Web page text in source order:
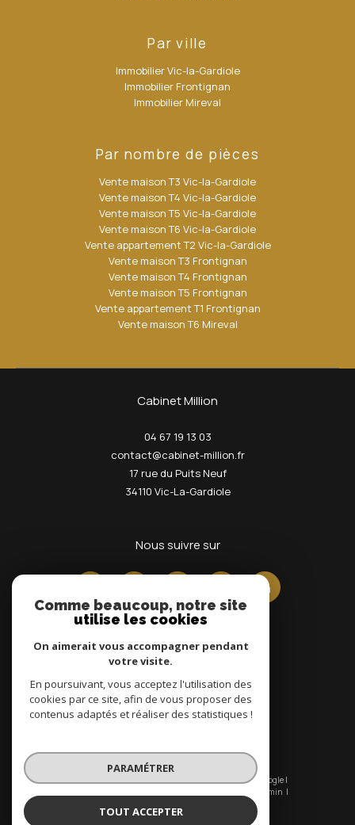
Par ville
Immobilier Vic-la-Gardiole
Immobilier Frontignan
Immobilier Mireval
Par nombre de pièces
Vente maison T3 Vic-la-Gardiole
Vente maison T4 Vic-la-Gardiole
Vente maison T5 Vic-la-Gardiole
Vente maison T6 Vic-la-Gardiole
Vente appartement T2 Vic-la-Gardiole
Vente maison T3 Frontignan
Vente maison T4 Frontignan
Vente maison T5 Frontignan
Vente appartement T1 Frontignan
Vente maison T6 Mireval
Cabinet Million
04 67 19 13 03
contact@cabinet-million.fr
17 rue du Puits Neuf
34110
Vic-La-Gardiole
nous suivre sur
Adhérents
© 2026 | Tous droits réservés | Traduction powered by Google |
Admin
Comme beaucoup, notre site
utilise les cookies
On aimerait vous accompagner pendant
votre visite.
En poursuivant, vous acceptez l'utilisation des
cookies par ce site, afin de vous proposer des
contenus adaptés et réaliser des statistiques !
PARAMÉTRER
TOUT ACCEPTER